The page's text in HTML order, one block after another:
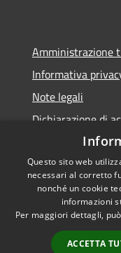
Amministrazione
Informativa
Note legali
Dichiarazione di
Accessibilità
Privacy
Questo sito web
necessari al corretto
nonché un cookie
informazioni
Per maggiori dettagli,
ACCETTA